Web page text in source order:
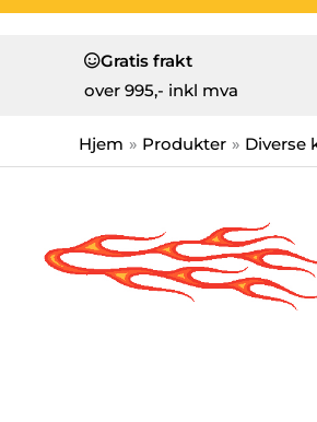
Gratis frakt
over 995,- inkl mva
Hjem Produkter Diverse